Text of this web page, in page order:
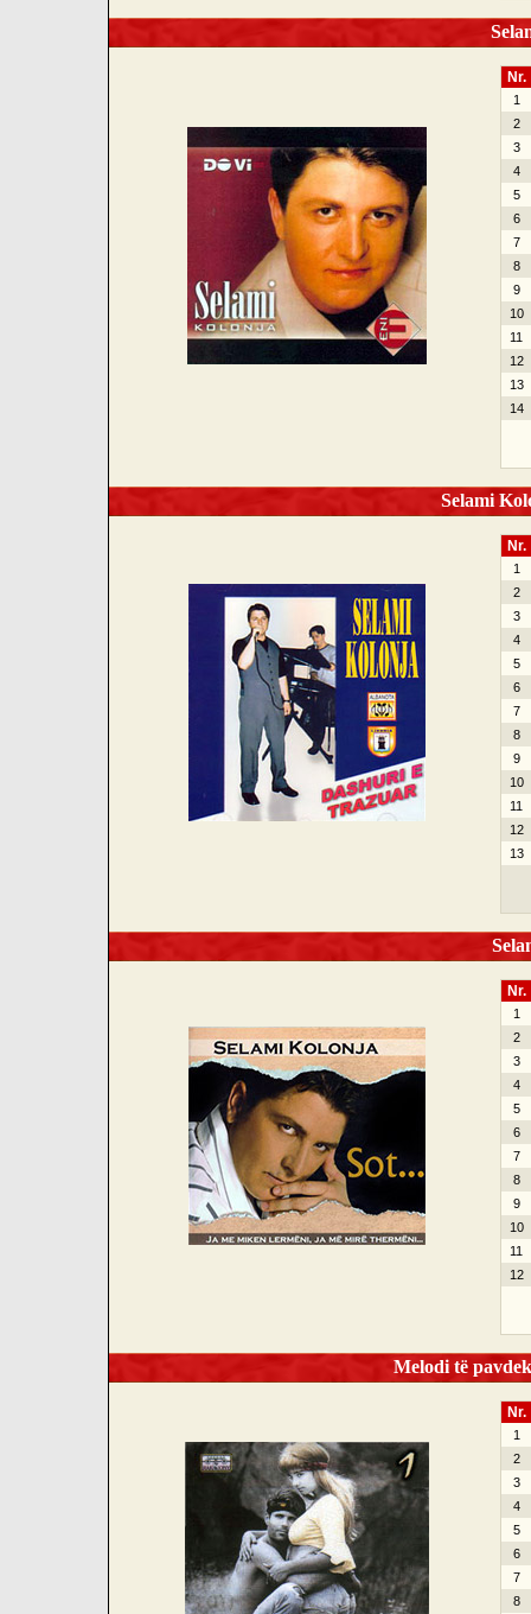
Nr.
1
2
3
4
5
6
7
8
9
10
11
12
13
14
Selami
Nr.
1
2
3
4
5
6
7
8
9
10
11
12
13
Nr.
1
2
3
4
5
6
7
8
9
10
11
12
Melodi të
Nr.
1
2
3
4
5
6
7
8